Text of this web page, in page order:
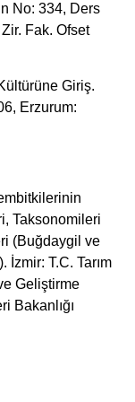
No: 334, Ders
Fak. Ofset
Giriş.
Erzurum:
Taksonomileri
(Buğdaygil ve
T.C. Tarım
Geliştirme
Bakanlığı